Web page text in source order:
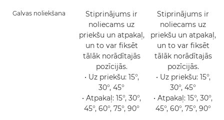
Galvas noliekšana
Stiprinājums ir
noliecams uz
priekšu un atpakaļ,
un to var fiksēt
tālāk norādītajās
pozīcijās.
• Uz priekšu: 15°,
30°, 45°
• Atpakaļ: 15°, 30°,
45°, 60°, 75°, 90°
Stiprinājums ir
noliecams uz
priekšu un atpakaļ,
un to var fiksēt
tālāk norādītajās
pozīcijās.
• Uz priekšu: 15°,
30°, 45°
• Atpakaļ: 15°, 30°,
45°, 60°, 75°, 90°